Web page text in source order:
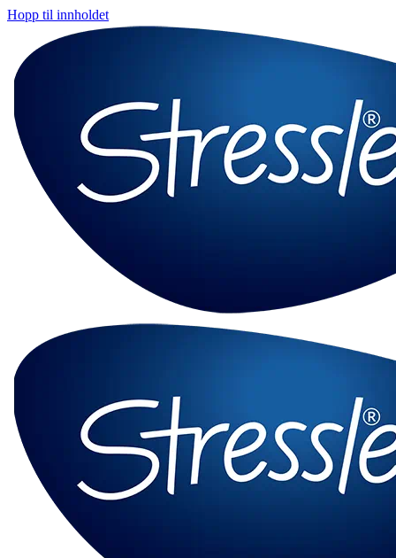
Hopp til innholdet